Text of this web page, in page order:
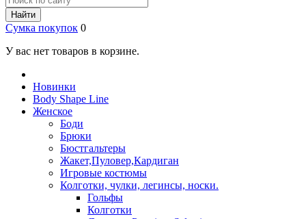
Найти
Сумка покупок 0
У вас нет товаров в корзине.
Новинки
Body Shape Line
Женское
Боди
Брюки
Бюстгальтеры
Жакет,Пуловер,Кардиган
Игровые костюмы
Колготки, чулки, легинсы, носки.
Гольфы
Колготки